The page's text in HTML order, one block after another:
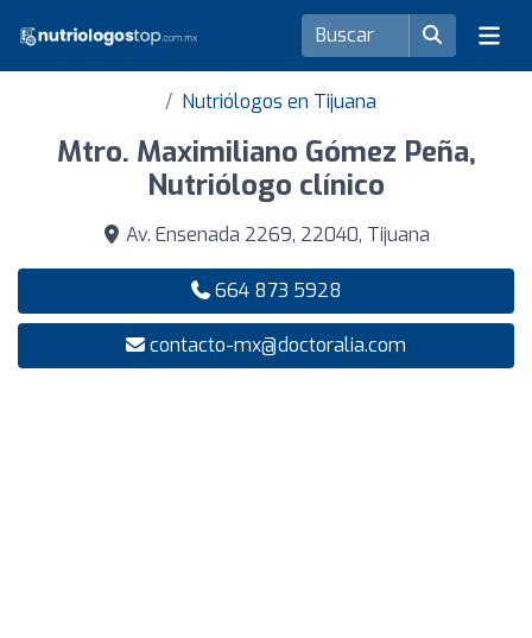
Nutriólogos en Tijuana
Mtro. Maximiliano Gómez Peña,
Nutriólogo clínico
Av. Ensenada 2269, 22040, Tijuana
664 873 5928
contacto-mx@doctoralia.com